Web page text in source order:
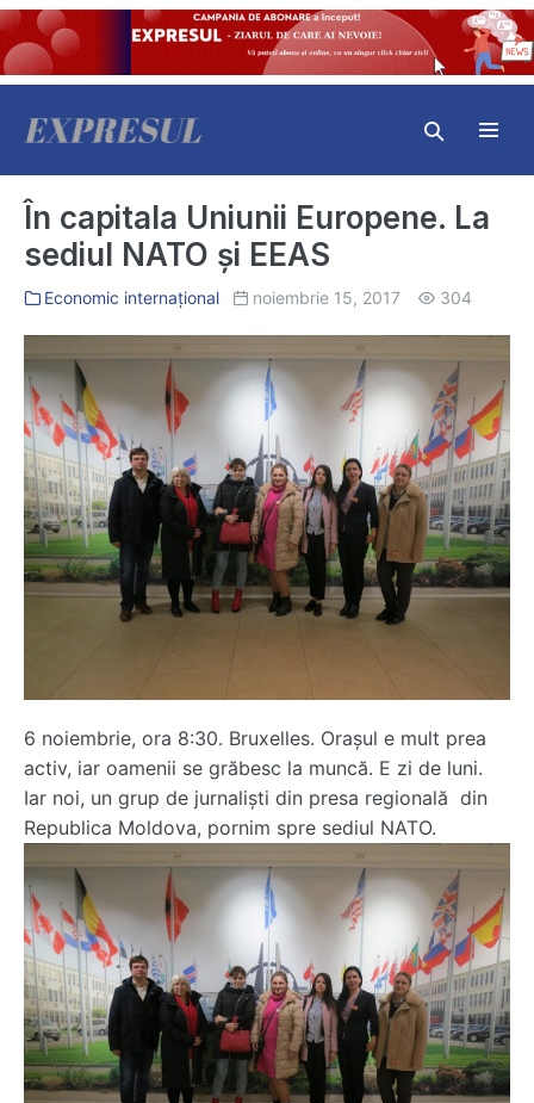
Skip
to
content
Search
În capitala Uniunii Europene. La
sediul NATO și EEAS
Economic internațional noiembrie 15, 2017 304
6 noiembrie, ora 8:30. Bruxelles. Orașul e mult prea
activ, iar oamenii se grăbesc la muncă. E zi de luni.
Iar noi, un grup de jurnaliști din presa regională din
Republica Moldova, pornim spre sediul NATO.